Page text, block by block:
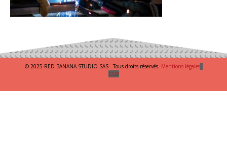
© 2025 RED BANANA STUDIO SAS . Tous droits réservés. Mentions légales–
CGV